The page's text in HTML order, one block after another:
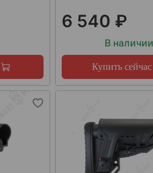
6 540 ₽
В наличии
Купить сейчас